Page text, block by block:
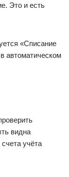
Это и есть
«Списание
автоматическом
видна
учёта